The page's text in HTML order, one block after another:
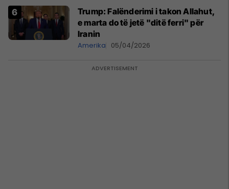
Trump: Falënderimi i takon Allahut,
e marta do të jetë "ditë ferri" për
Iranin
Amerika 05/04/2026